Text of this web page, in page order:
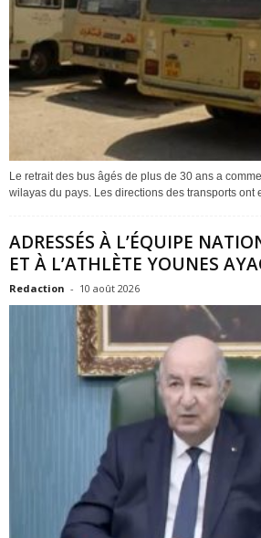
Le retrait des bus âgés de plus de 30 ans a
wilayas du pays. Les directions des transports ont
ADRESSÉS À L’ÉQUIPE
ET À L’ATHLÈTE YOUNES
Redaction - 10 août 2026